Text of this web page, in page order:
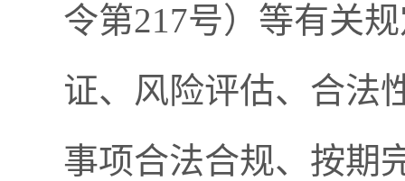
令第217号）等有关
证、风险评估、合法
事项合法合规、按期